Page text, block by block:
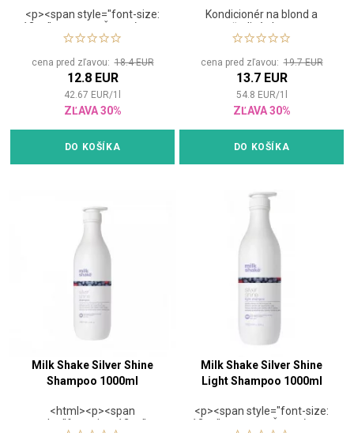
<p><span style="font-size:
12pt;"><strong>Šampón pre
šedivé a blond
<html><p><span
style="font-size: 12pt;">Či už
ste sa ako blondínka
narodila, alebo prírode so
svetlým odtieňom vlasov
trochu pomáhate, nežiaduce
žltý nádych z nich spoľahlivo
odstráni šampón Milk Shake
Silver Shine Light.</span>
cena pred zľavou:18.4 EUR
12.8 EUR
42.67 EUR/1
ZĽAVA 30%
DO KOŠÍKA
Kondicionér na blond a
šedivé vlasy
cena pred zľavou:19.7 EUR
13.7 EUR
54.8 EUR/1
ZĽAVA 30%
DO KOŠÍKA
Milk Shake Silver Shine
Shampoo 1000ml
<html><p><span
style="font-size: 12pt;">
Milk Shake Silver Shine
Light Shampoo 1000ml
<p><span style="font-size:
12pt;"><strong>Šampón pre